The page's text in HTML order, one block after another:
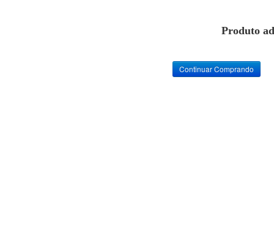
Produto
Continuar Comprando